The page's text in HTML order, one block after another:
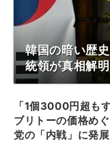
韓国の暗い歴
統領が真相解
「1個3000円超も
ブリトーの価格め
党の「内戦」に発展